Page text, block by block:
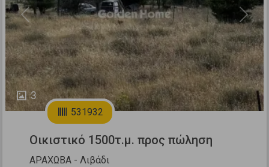
3
Previous Next
531932
Οικιστικό 1500τ.μ. προς πώληση
ΑΡΑΧΩΒΑ - Λιβάδι